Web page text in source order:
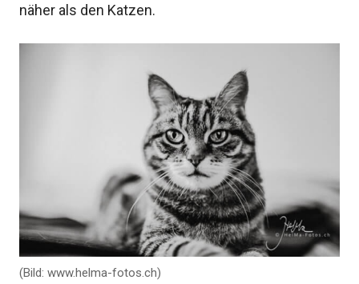
näher als den Katzen.
(Bild: www.helma-fotos.ch)